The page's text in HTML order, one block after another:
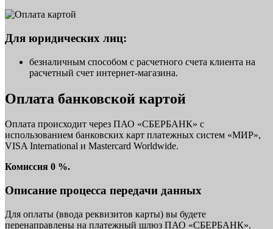
Для юридических лиц:
безналичным способом с расчетного счета клиента на
расчетный счет интернет-магазина.
Оплата банковской картой
Оплата происходит через ПАО «СБЕРБАНК» с
использованием банковских карт платежных систем «МИР»,
VISA International и Mastercard Worldwide.
Комиссия 0 %.
Описание процесса передачи данных
Для оплаты (ввода реквизитов карты) вы будете
перенаправлены на платежный шлюз ПАО «СБЕРБАНК».